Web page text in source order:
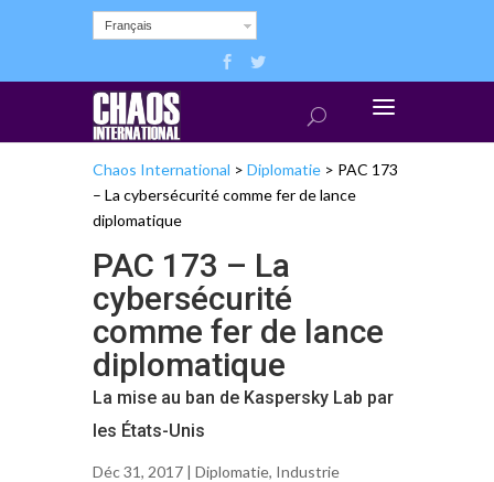
Français
Chaos International > Diplomatie > PAC 173
– La cybersécurité comme fer de lance
diplomatique
PAC 173 – La
cybersécurité
comme fer de lance
diplomatique
La mise au ban de Kaspersky Lab par
les États-Unis
Déc 31, 2017 | Diplomatie, Industrie